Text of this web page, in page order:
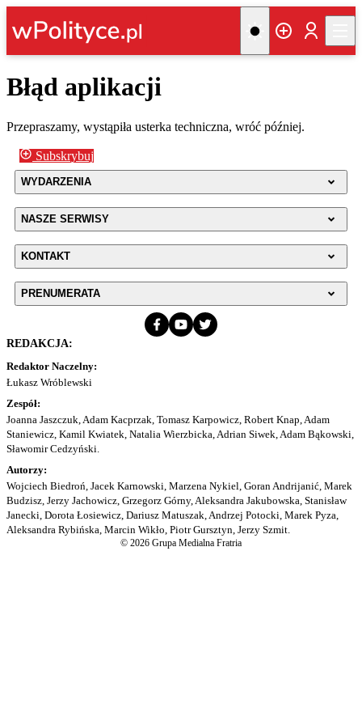
Błąd aplikacji
Przepraszamy, wystąpiła usterka techniczna, wróć później.
Subskrybuj
WYDARZENIA
NASZE SERWISY
KONTAKT
PRENUMERATA
REDAKCJA:
Redaktor Naczelny:
Łukasz Wróblewski
Zespół:
Joanna Jaszczuk, Adam Kacprzak, Tomasz Karpowicz, Robert Knap, Adam
Staniewicz, Kamil Kwiatek, Natalia Wierzbicka, Adrian Siwek, Adam Bąkowski,
Sławomir Cedzyński.
Autorzy:
Wojciech Biedroń, Jacek Karnowski, Marzena Nykiel, Goran Andrijanić, Marek
Budzisz, Jerzy Jachowicz, Grzegorz Górny, Aleksandra Jakubowska, Stanisław
Janecki, Dorota Łosiewicz, Dariusz Matuszak, Andrzej Potocki, Marek Pyza,
Aleksandra Rybińska, Marcin Wikło, Piotr Gursztyn, Jerzy Szmit.
© 2026 Grupa Medialna Fratria